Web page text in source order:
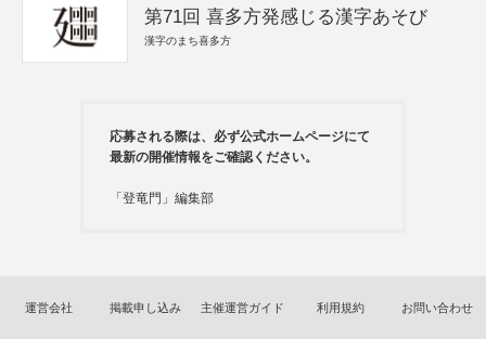
第71回 喜多方発感じる漢字あそび
漢字のまち喜多方
応募される際は、必ず公式ホームページにて
最新の開催情報をご確認ください。
「登竜門」編集部
運営会社 掲載申し込み 主催運営ガイド 利用規約 お問い合わせ